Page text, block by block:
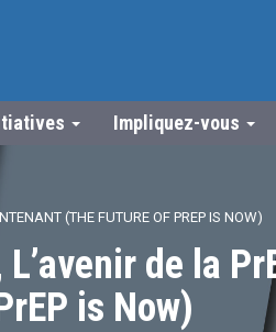
Impliquez-vous
(THE FUTURE OF PREP IS NOW)
de la
is Now)